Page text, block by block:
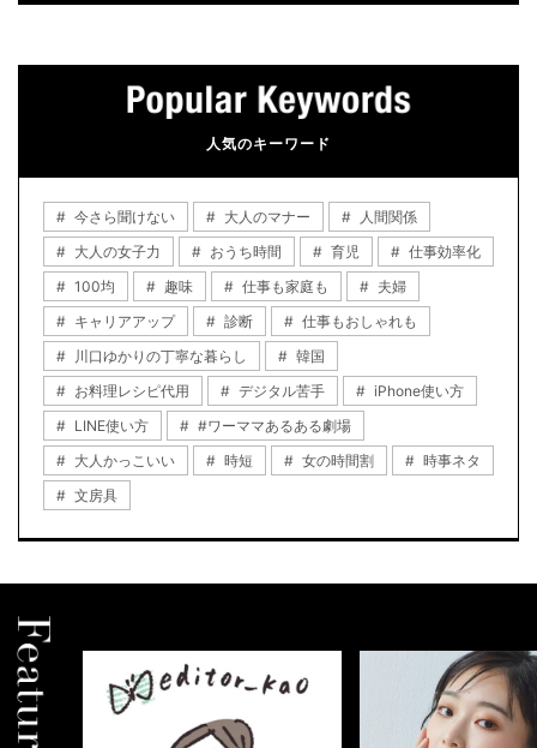
人気のキーワード
今さら聞けない 大人のマナー
人間関係
大人の女子力
おうち時間 育児
仕事効率化
100均
趣味 仕事も家庭も
夫婦
キャリアアップ
診断
仕事もおしゃれも
川口ゆかりの丁寧な暮らし
韓国
お料理レシピ代用
デジタル苦手
iPhone使い方
LINE使い方
#ワーママあるある劇場
大人かっこいい
時短 女の時間割
時事ネタ
文房具